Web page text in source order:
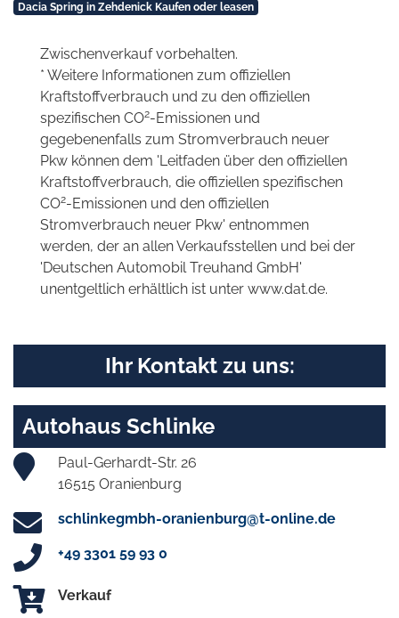
Dacia Spring in Zehdenick Kaufen oder leasen
Zwischenverkauf vorbehalten.
* Weitere Informationen zum offiziellen
Kraftstoffverbrauch und zu den offiziellen
spezifischen CO2-Emissionen und
gegebenenfalls zum Stromverbrauch neuer
Pkw können dem 'Leitfaden über den offiziellen
Kraftstoffverbrauch, die offiziellen spezifischen
CO2-Emissionen und den offiziellen
Stromverbrauch neuer Pkw' entnommen
werden, der an allen Verkaufsstellen und bei der
'Deutschen Automobil Treuhand GmbH'
unentgeltlich erhältlich ist unter www.dat.de.
Ihr Kontakt zu uns:
Autohaus Schlinke
Paul-Gerhardt-Str. 26
16515 Oranienburg
schlinkegmbh-oranienburg@t-online.de
+49 3301 59 93 0
Verkauf